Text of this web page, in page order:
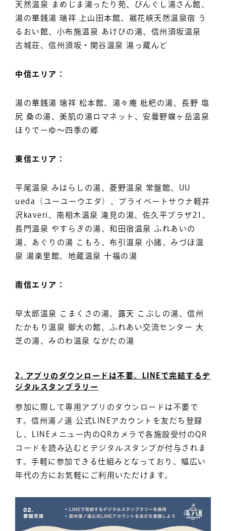
天然温泉 まめじま湯ったり苑、びんぐし湯さん館、
湯の華銭湯 瑞祥 上山田本館、裾花峡天然温泉宿 う
るおい館、小布施温泉 あけびの湯、信州須坂温泉
古城荘、信州須坂・関谷温泉 湯っ蔵んど
中信エリア：
湯の華銭湯 瑞祥 松本館、湯々庵 枇杷の湯、長野 塩
尻 桑の湯、美肌の湯ロマネット、安曇野蝶ヶ岳温泉
ほりでーゆ～四季の郷
東信エリア：
平尾温泉 みはらしの湯、菱野温泉 常盤館、UU
ueda（ユーユーウエダ）、プライベートサウナ軽井
沢kaveri、南相木温泉 滝見の湯、佐久平プラザ21、
長門温泉 やすらぎの湯、和田宿温泉 ふれあいの
湯、あぐりの湯 こもろ、布引温泉 小諸、みづほ温
泉 湯楽里館、地蔵温泉 十福の湯
南信エリア：
早太郎温泉 こまくさの湯、露天 こぶしの湯、信州
たかもり温泉 御大の館、ふれあい交流センター 大
芝の湯、みのわ温泉 ながたの湯
2. アプリのダウンロードは不要。LINEで完結するデ
ジタルスタンプラリー
参加に際して専用アプリのダウンロードは不要で
す。信州湯ノ道 公式LINEアカウントを友だち登録
し、LINEメニュー内のQRカメラで各施設受付のQR
コードを読み込むとデジタルスタンプが付与されま
す。手軽に参加できる仕組みとなっており、幅広い
年代の方にお気軽にご利用いただけます。